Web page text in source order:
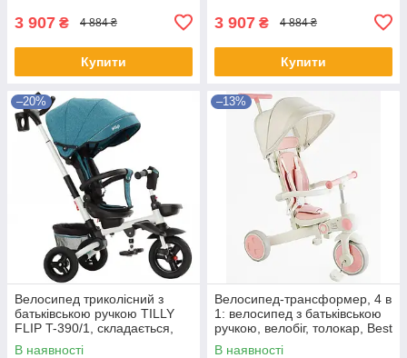
3 907 ₴ 4 884 ₴
Купити
3 907 ₴ 4 884 ₴
Купити
–20%
Велосипед триколісний з
батьківською ручкою TILLY
FLIP T-390/1, складається,
поворотне сидіння, зелений
В наявності
–13%
Велосипед-трансформер, 4 в
1: велосипед з батьківською
ручкою, велобіг, толокар, Best
Trike BS-12-303
В наявності